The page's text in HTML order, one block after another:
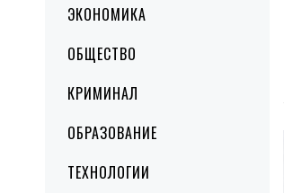
ЭКОНОМИКА
ОБЩЕСТВО
КРИМИНАЛ
ОБРАЗОВАНИЕ
ТЕХНОЛОГИИ